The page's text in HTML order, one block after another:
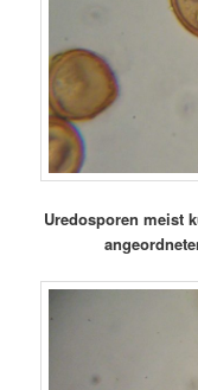
Uredosporen meist